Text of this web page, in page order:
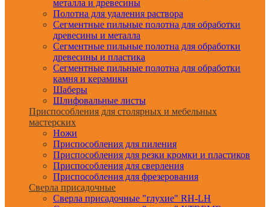
металла и древесины
Полотна для удаления раствора
Сегментные пильные полотна для обработки
древесины и металла
Сегментные пильные полотна для обработки
древесины и пластика
Сегментные пильные полотна для обработки
камня и керамики
Шаберы
Шлифовальные листы
Приспособления для столярных и мебельных
мастерских
Ножи
Приспособления для пиления
Приспособления для резки кромки и пластиков
Приспособления для сверления
Приспособления для фрезерования
Сверла присадочные
Сверла присадочные "глухие" RH-LH